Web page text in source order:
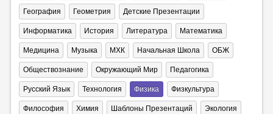
География Геометрия Детские Презентации
Информатика История Литература Математика
Медицина Музыка МХК Начальная Школа ОБЖ
Обществознание Окружающий Мир Педагогика
Русский Язык Технология Физика Физкультура
Философия Химия Шаблоны Презентаций Экология